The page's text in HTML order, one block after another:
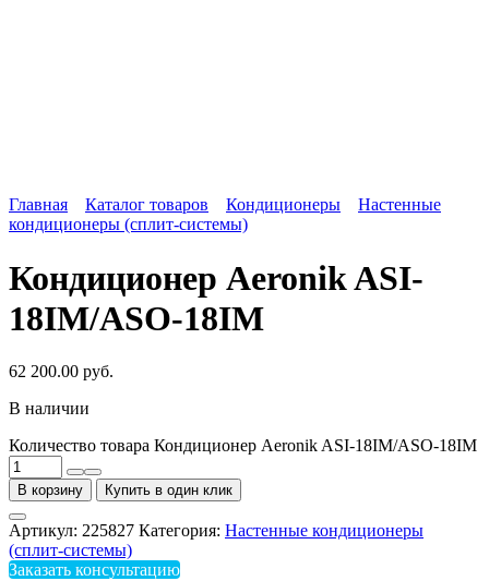
Главная Каталог товаров Кондиционеры
Настенные
кондиционеры (сплит-системы)
Кондиционер Aeronik ASI-
18IM/ASO-18IM
62 200.00 руб.
В наличии
Количество товара Кондиционер Aeronik ASI-18IM/ASO-18IM
В корзину Купить в один клик
Артикул: 225827 Категория: Настенные кондиционеры
(сплит-системы)
Заказать консультацию